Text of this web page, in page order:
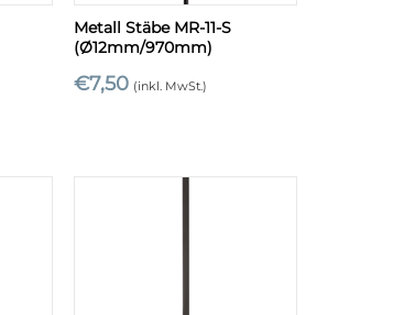
Metall Stäbe MR-11-S
(Ø12mm/970mm)
€7,50 (inkl. MwSt.)